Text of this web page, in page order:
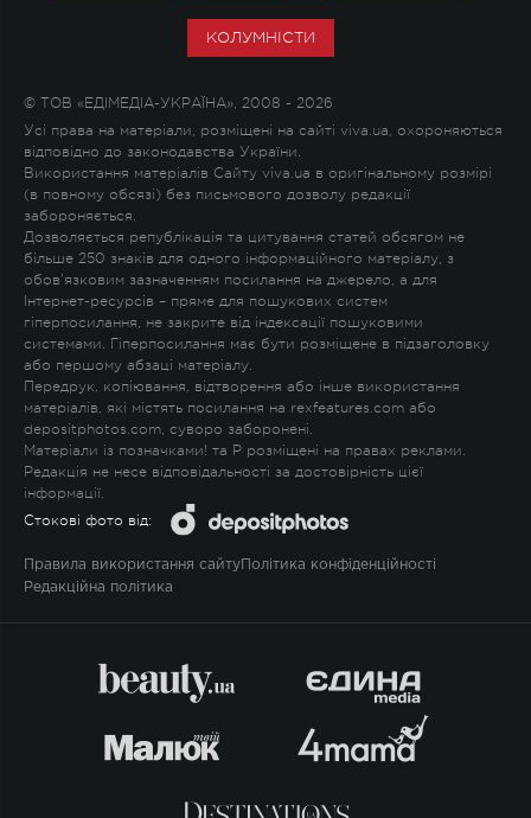
КОЛУМНІСТИ
© ТОВ «ЕДІМЕДІА-УКРАЇНА», 2008 - 2026
Усі права на матеріали, розміщені на сайті viva.ua, охороняються
відповідно до законодавства України.
Використання матеріалів Сайту viva.ua в оригінальному розмірі
(в повному обсязі) без письмового дозволу редакції
забороняється.
Дозволяється републікація та цитування статей обсягом не
більше 250 знаків для одного інформаційного матеріалу, з
обов'язковим зазначенням посилання на джерело, а для
Інтернет-ресурсів – пряме для пошукових систем
гіперпосилання, не закрите від індексації пошуковими
системами. Гіперпосилання має бути розміщене в підзаголовку
або першому абзаці матеріалу.
Передрук, копіювання, відтворення або інше використання
матеріалів, які містять посилання на rexfeatures.com або
depositphotos.com, суворо заборонені.
Матеріали із позначками! та P розміщені на правах реклами.
Редакція не несе відповідальності за достовірність цієї
інформації.
Стокові фото від:
Правила використання сайту Політика конфіденційності
Редакційна політика